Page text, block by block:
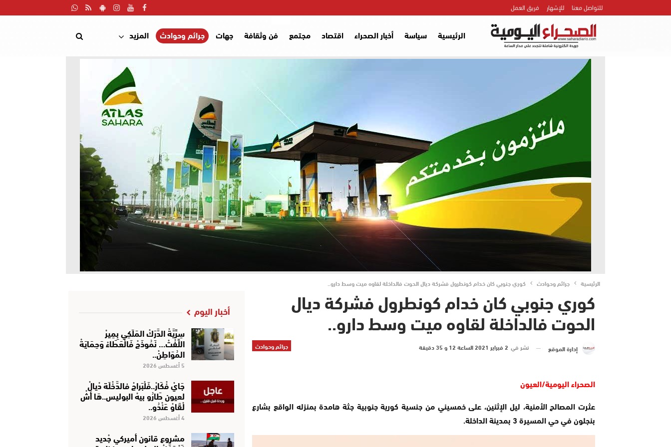
للتواصل معنا للإشهار فريق العمل
الرئيسية سياسة أخبار الصحراء اقتصاد مجتمع فن وثقافة جهات جرائم وحوادث المزيد
الرئيسية جرائم وحوادث كوري جنوبي كان خدام كونطرول فشركة ديال الحوت فالداخلة لقاوه ميت وسط دارو..
كوري جنوبي كان خدام كونطرول فشركة ديال
الحوت فالداخلة لقاوه ميت وسط دارو..
جرائم وحوادث إدارة الموقع نشر في 2 فبراير 2021 الساعة 12 و 35 دقيقة
الصحراء اليومية/العيون
عثرت المصالح الأمنية، ليل الإثنين، على خمسيني من جنسية كورية جنوبية جثة هامدة بمنزله الواقع بشارع
بنجلون في حي المسيرة 3 بمدينة الداخلة.
أخبار اليوم
سِرِّيَّةْ الدَّرَكْ المَلَكِي بِمِيرْ
اللِّفْتْ… نَمُوذَجْ فَالْعَطَاءْ وَحِمَايَةْ
المُوَاطِنْ..
5 أغسطس 2026
جَايْ فْكَارْ..فَلْبَراجْ فالدَّخْلَة دْيالْ
لعيون طَارُو بيهْ البوليس..هَا أشْ
لْقَاوْ عَنْدُو..
4 أغسطس 2026
مشروع قانون أميركي جْديد